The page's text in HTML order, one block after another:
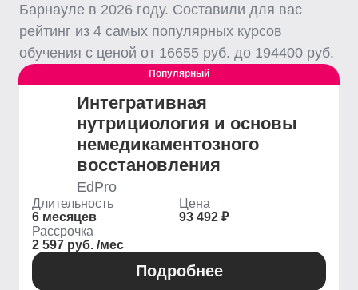
Барнауле в 2026 году. Составили для вас
рейтинг из 4 самых популярных курсов
обучения с ценой от 16655 руб. до 194400 руб.
Популярный
Интегративная
нутрициология и основы
немедикаментозного
восстановления
EdPro
Длительность
6 месяцев
Цена
93 492 ₽
Рассрочка
2 597 руб. /мес
Подробнее